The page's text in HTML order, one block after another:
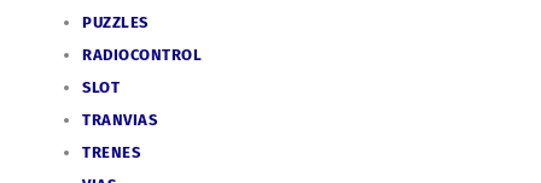
PUZZLES
RADIOCONTROL
SLOT
TRANVIAS
TRENES